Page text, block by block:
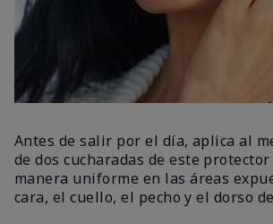
Antes de salir por el día, aplica al
de dos cucharadas de este
manera uniforme en las áreas
cara, el cuello, el pecho y el dorso